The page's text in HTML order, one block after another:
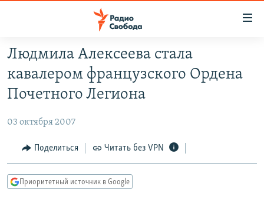
упрощенного
доступа
Вернуться
основному
Вернутся
главной
навигации
ПРОГРАММЫ
ПОДКАСТЫ
ЦИТАТЫ СВОБОДЫ
МНЕНИЯ
IDEL.РЕАЛИИ
Людмила Алексеева стала
кавалером французского Ордена
Почетного Легиона
03 октября 2007
Поделиться Читать без VPN
Приоритетный источник в Google